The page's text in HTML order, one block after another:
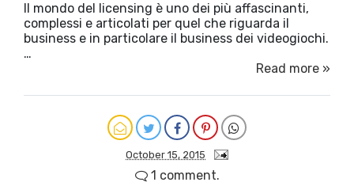
Il mondo del licensing è uno dei più affascinanti,
complessi e articolati per quel che riguarda il
business e in particolare il business dei videogiochi.
…
Read more »
October 15, 2015
1 comment.